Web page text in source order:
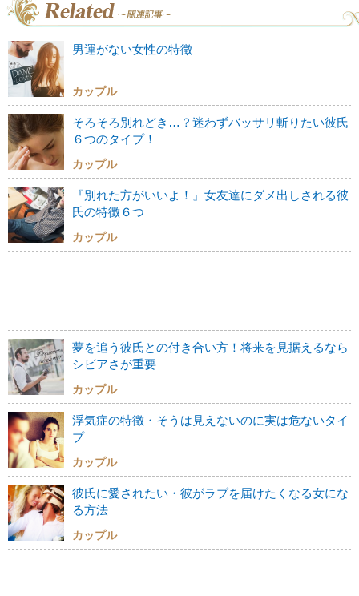
男運がない女性の特徴
カップル
そろそろ別れどき…？迷わずバッサリ斬りたい彼氏
６つのタイプ！
カップル
『別れた方がいいよ！』女友達にダメ出しされる彼
氏の特徴６つ
カップル
夢を追う彼氏との付き合い方！将来を見据えるなら
シビアさが重要
カップル
浮気症の特徴・そうは見えないのに実は危ないタイ
プ
カップル
彼氏に愛されたい・彼がラブを届けたくなる女にな
る方法
カップル